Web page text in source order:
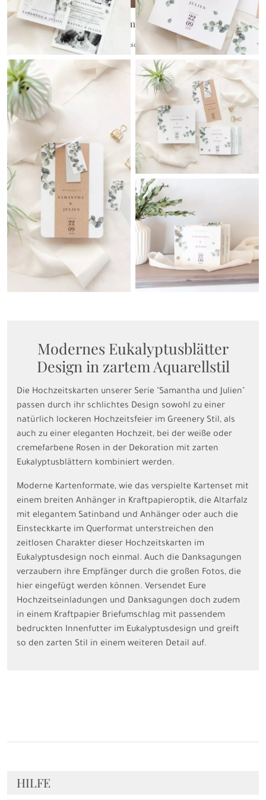
Willkommensschild
{farbicons}
Modernes Eukalyptusblätter
Design in zartem Aquarellstil
Die Hochzeitskarten unserer Serie "Samantha und Julien"
passen durch ihr schlichtes Design sowohl zu einer
natürlich lockeren Hochzeitsfeier im Greenery Stil, als
auch zu einer eleganten Hochzeit, bei der weiße oder
cremefarbene Rosen in der Dekoration mit zarten
Eukalyptusblättern kombiniert werden.
Moderne Kartenformate, wie das verspielte Kartenset mit
einem breiten Anhänger in Kraftpapieroptik, die Altarfalz
mit elegantem Satinband und Anhänger oder auch die
Einsteckkarte im Querformat unterstreichen den
zeitlosen Charakter dieser Hochzeitskarten im
Eukalyptusdesign noch einmal. Auch die Danksagungen
verzaubern ihre Empfänger durch die großen Fotos, die
hier eingefügt werden können. Versendet Eure
Hochzeitseinladungen und Danksagungen doch zudem
in einem Kraftpapier Briefumschlag mit passendem
bedruckten Innenfutter im Eukalyptusdesign und greift
so den zarten Stil in einem weiteren Detail auf.
HILFE